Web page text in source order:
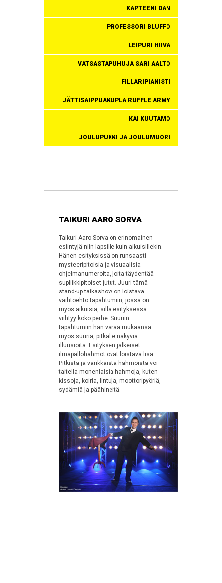
KAPTEENI DAN
PROFESSORI BLUFFO
LEIPURI HIIVA
VATSASTAPUHUJA SARI AALTO
FILLARIPIANISTI
JÄTTISAIPPUAKUPLA RUFFLE ARMY
KAI KUUTAMO
JOULUPUKKI JA JOULUMUORI
TAIKURI AARO SORVA
Taikuri Aaro Sorva on erinomainen
esiintyjä niin lapsille kuin aikuisillekin.
Hänen esityksissä on runsaasti
mysteeripitoisia ja visuaalisia
ohjelmanumeroita, joita täydentää
supliikkipitoiset jutut. Juuri tämä
stand-up taikashow on loistava
vaihtoehto tapahtumiin, jossa on
myös aikuisia, sillä esityksessä
viihtyy koko perhe. Suuriin
tapahtumiin hän varaa mukaansa
myös suuria, pitkälle näkyviä
illuusioita. Esityksen jälkeiset
ilmapallohahmot ovat loistava lisä.
Pitkistä ja värikkäistä hahmoista voi
taitella monenlaisia hahmoja, kuten
kissoja, koiria, lintuja, moottoripyöriä,
sydämiä ja päähineitä.